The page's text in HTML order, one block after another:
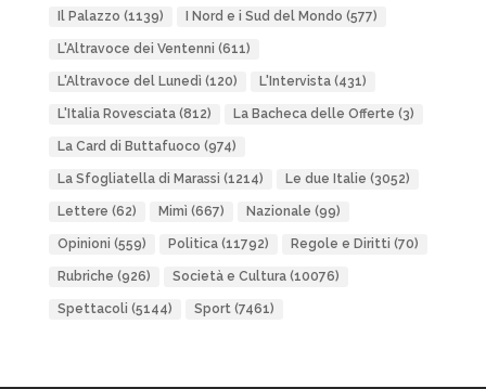
Il Palazzo (1139) I Nord e i Sud del Mondo (577)
L'Altravoce dei Ventenni (611)
L'Altravoce del Lunedì (120) L'Intervista(431)
L'Italia Rovesciata(812) La Bacheca delle Offerte (3)
La Card di Buttafuoco (974)
La Sfogliatella di Marassi (1214) Le due Italie (3052)
Lettere (62) Mimì (667) Nazionale (99)
Opinioni (559) Politica(11792) Regole e Diritti (70)
Rubriche (926) Società e Cultura(10076)
Spettacoli (5144) Sport(7461)